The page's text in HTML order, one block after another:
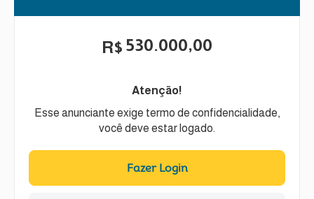
R$ 530.000,00
Atenção!
Esse anunciante exige termo de confidencialidade,
você deve estar logado.
Fazer Login